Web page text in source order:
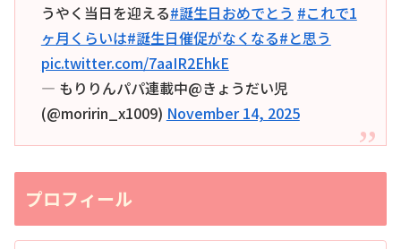
うやく当日を迎える#誕生日おめでとう #これで1
ヶ月くらいは#誕生日催促がなくなる#と思う
pic.twitter.com/7aaIR2EhkE
— もりりんパパ連載中@きょうだい児
(@moririn_x1009) November 14, 2025
プロフィール